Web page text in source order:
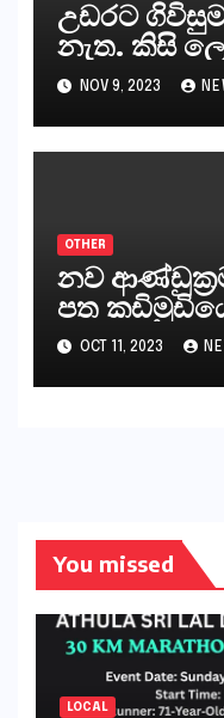
උඩරට
නැත. කිසි
නීත්‍යානුකූල
සිංහල
ජනාධිපති
කියනවාටත්
NOV 9, 2023
OTHER
නව
පත
කරන්නේ?
OCT 11, 2023
You missed
LOCAL